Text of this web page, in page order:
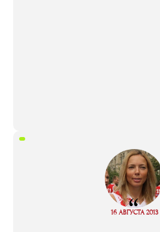
“
16 АВГУСТА 2013
Read